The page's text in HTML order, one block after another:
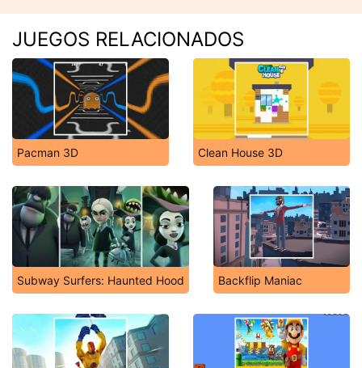
JUEGOS RELACIONADOS
Pacman 3D Clean House 3D
Subway Surfers: Haunted Hood Backflip Maniac